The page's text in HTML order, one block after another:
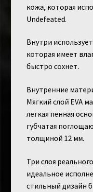
кожа, которая
Undefeated.
Внутри
которая имеет
быстро сохнет.
Внутренние
Мягкий слой EVA
легкая пенная
губчатая
толщиной 12 мм.
Три слоя
идеальное
стильный дизайн